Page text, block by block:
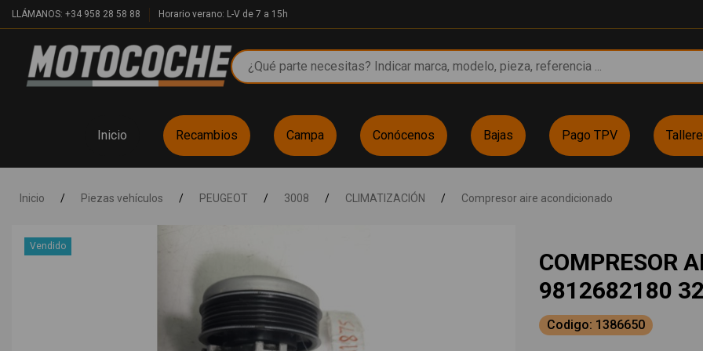
LLÁMANOS: +34 958 28 58 88 Horario verano: L-V de 7 a 15h
Inicio Recambios Campa Conócenos Bajas Pago TPV
Inicio / Piezas vehículos / PEUGEOT / 3008 / CLIMATIZACIÓN / Compresor aire acondicionado
Vendido
COMPRESOR
9812682180
Codigo: 1386650